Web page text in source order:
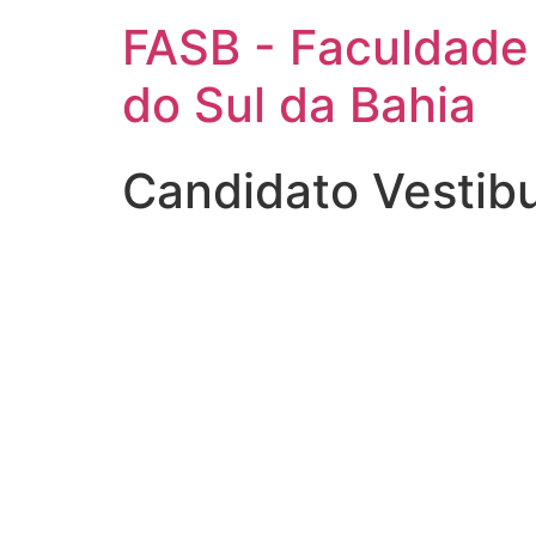
FASB - Faculdade
do Sul da Bahia
Candidato